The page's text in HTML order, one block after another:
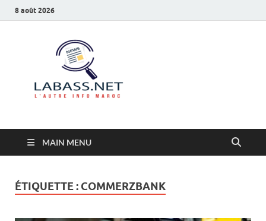
8 août 2026
MAIN MENU
ÉTIQUETTE : COMMERZBANK